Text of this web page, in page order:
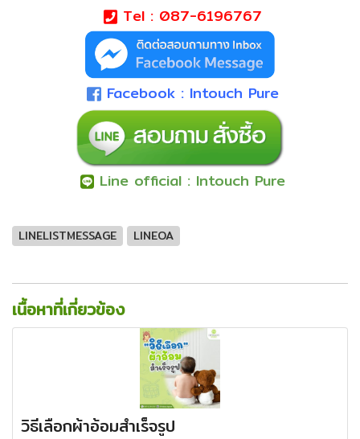
Tel : 087-6196767
Facebook : Intouch Pure
Line official : Intouch Pure
LINELISTMESSAGE LINEOA
เนื้อหาที่เกี่ยวข้อง
วิธีเลือกผ้าอ้อมสำเร็จรูป